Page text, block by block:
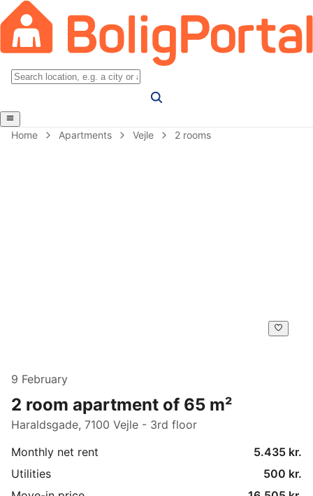
Home Apartments Vejle 2 rooms
9 February
2 room apartment of 65 m²
Haraldsgade, 7100 Vejle - 3rd floor
Monthly net rent
5.435 kr.
Utilities
500 kr.